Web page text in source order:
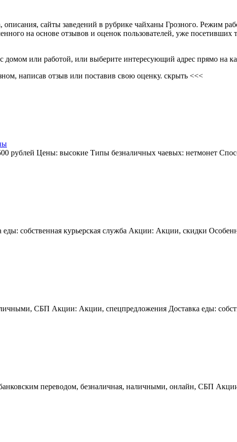
описания, сайты заведений в рубрике чайханы Грозного. Режим
на основе отзывов и оценок пользователей, уже посетивших
домом или работой, или выберите интересующий адрес прямо на
написав отзыв или поставив свою оценку. скрыть <<<
рублей Цены: высокие Типы безналичных чаевых: нетмонет
собственная курьерская служба Акции: Акции, скидки
СБП Акции: Акции, спецпредложения Доставка еды:
переводом, безналичная, наличными, онлайн, СБП